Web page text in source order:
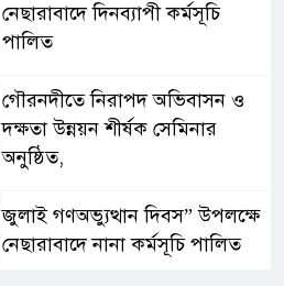
নেছারাবাদে দিনব্যাপী কর্মসূচি
পালিত
গৌরনদীতে নিরাপদ অভিবাসন ও
দক্ষতা উন্নয়ন শীর্ষক সেমিনার
অনুষ্ঠিত,
জুলাই গণঅভ্যুত্থান দিবস” উপলক্ষে
নেছারাবাদে নানা কর্মসূচি পালিত